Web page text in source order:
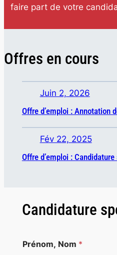
faire part de votre
Offres en cours
Juin 2, 2026
Offre d’emploi : Annotation
Fév 22, 2025
Offre d’emploi :
Candidature
Prénom, Nom *